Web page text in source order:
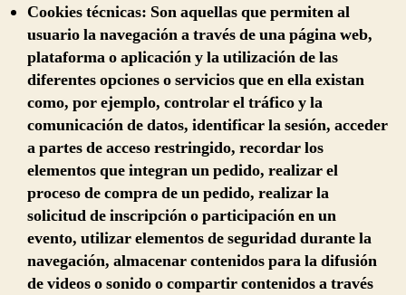
Cookies técnicas: Son aquellas que permiten al
usuario la navegación a través de una página web,
plataforma o aplicación y la utilización de las
diferentes opciones o servicios que en ella existan
como, por ejemplo, controlar el tráfico y la
comunicación de datos, identificar la sesión, acceder
a partes de acceso restringido, recordar los
elementos que integran un pedido, realizar el
proceso de compra de un pedido, realizar la
solicitud de inscripción o participación en un
evento, utilizar elementos de seguridad durante la
navegación, almacenar contenidos para la difusión
de videos o sonido o compartir contenidos a través